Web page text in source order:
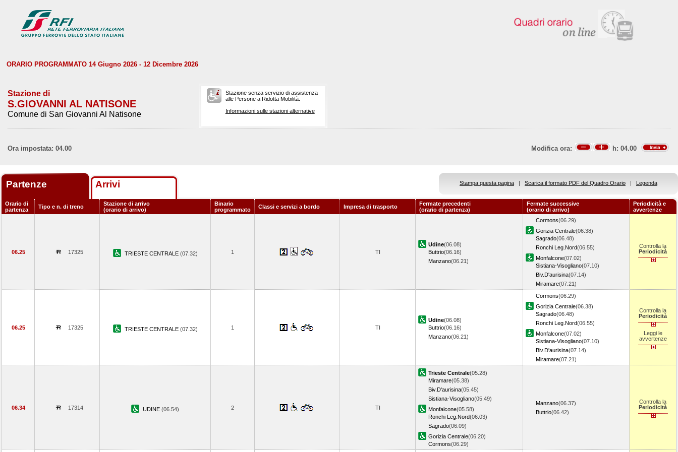
ORARIO PROGRAMMATO 14 Giugno 2026 - 12 Dicembre 2026
Stazione di
S.GIOVANNI AL NATISONE
Comune di San Giovanni Al Natisone
Stazione senza servizio di assistenza
alle Persone a Ridotta Mobilità.
Informazioni sulle stazioni alternative
Ora impostata: 04.00 Modifica ora: h: 04.00
Partenze Arrivi Stampa questa pagina | Scarica il formato PDF del Quadro Orario | Legenda
Orario di
partenza
Tipo e n. di treno
Stazione di arrivo
(orario di arrivo)
Binario
programmato
Classi e servizi a bordo Impresa di trasporto
Fermate precedenti
(orario di partenza)
Fermate successive
(orario di arrivo)
Periodicità e
avvertenze
06.25 17325 TRIESTE CENTRALE (07.32) 1 TI
Udine(06.08)
Buttrio(06.16)
Manzano(06.21)
Cormons(06.29)
Gorizia Centrale(06.38)
Sagrado(06.48)
Ronchi Leg.Nord(06.55)
Monfalcone(07.02)
Sistiana-Visogliano(07.10)
Biv.D'aurisina(07.14)
Miramare(07.21)
Controlla la
Periodicità
06.25 17325 TRIESTE CENTRALE (07.32) 1 TI
Udine(06.08)
Buttrio(06.16)
Manzano(06.21)
Cormons(06.29)
Gorizia Centrale(06.38)
Sagrado(06.48)
Ronchi Leg.Nord(06.55)
Monfalcone(07.02)
Sistiana-Visogliano(07.10)
Biv.D'aurisina(07.14)
Miramare(07.21)
Controlla la
Periodicità
Leggi le
avvertenze
06.34 17314 UDINE (06.54) 2 TI
Trieste Centrale(05.28)
Miramare(05.38)
Biv.D'aurisina(05.45)
Sistiana-Visogliano(05.49)
Monfalcone(05.58)
Ronchi Leg.Nord(06.03)
Sagrado(06.09)
Gorizia Centrale(06.20)
Cormons(06.29)
Manzano(06.37)
Buttrio(06.42)
Controlla la
Periodicità